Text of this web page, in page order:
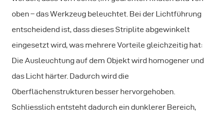
oben – das Werkzeug beleuchtet. Bei der Lichtführung
entscheidend ist, dass dieses Striplite abgewinkelt
eingesetzt wird, was mehrere Vorteile gleichzeitig hat:
Die Ausleuchtung auf dem Objekt wird homogener und
das Licht härter. Dadurch wird die
Oberflächenstrukturen besser hervorgehoben.
Schliesslich entsteht dadurch ein dunklerer Bereich,